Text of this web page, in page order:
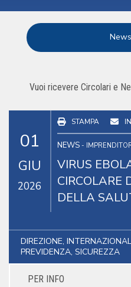
Vuoi ricevere Circolari e
01
GIU
2026
STAMPA
NEWS -
VIRUS
CIRCOLARE
DELLA
DIREZIONE,
PREVIDENZA, SICUREZZA
PER INFO